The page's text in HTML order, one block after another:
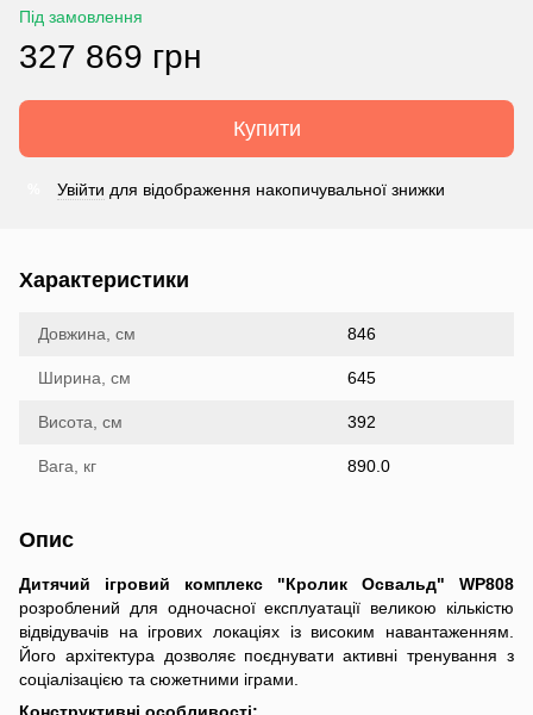
Під замовлення
327 869 грн
Купити
Увійти для відображення накопичувальної знижки
Характеристики
Довжина, см 846
Ширина, см 645
Висота, см 392
Вага, кг 890.0
Опис
Дитячий ігровий комплекс "Кролик Освальд" WP808
розроблений для одночасної експлуатації великою кількістю
відвідувачів на ігрових локаціях із високим навантаженням.
Його архітектура дозволяє поєднувати активні тренування з
соціалізацією та сюжетними іграми.